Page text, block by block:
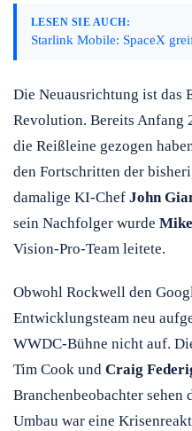
LESEN SIE AUCH:
Starlink Mobile: SpaceX
Die Neuausrichtung ist das
Revolution. Bereits Anfang
die Reißleine gezogen
den Fortschritten der
damalige KI-Chef John
sein Nachfolger wurde
Vision-Pro-Team leitete.
Obwohl Rockwell den
Entwicklungsteam neu
WWDC-Bühne nicht auf.
Tim Cook und Craig
Branchenbeobachter sehen
Umbau war eine